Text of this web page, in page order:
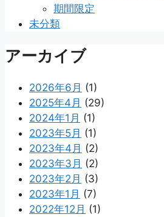
期間限定
未分類
アーカイブ
2026年6月 (1)
2025年4月 (29)
2024年1月 (1)
2023年5月 (1)
2023年4月 (2)
2023年3月 (2)
2023年2月 (3)
2023年1月 (7)
2022年12月 (1)